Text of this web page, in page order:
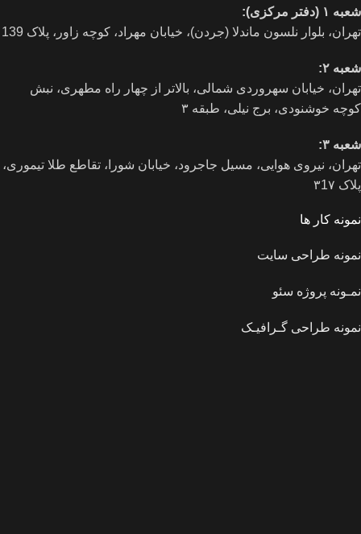
شعبه ۱ (دفتر مرکزی):
تهران، بلوار نلسون ماندلا (جردن)، خیابان مهراد، کوچه زاور، پلاک 139
شعبه ۲:
تهران، خيابان سهروردی شمالی، بالاتر از چهار راه مطهری، نبش
کوچه خوشنودی، برج نیلی، طبقه ۳
شعبه ۳:
تهران، نیروی هوایی، مسیل جاجرود، خیابان شورا، تقاطع طلا تیموری،
پلاک ۳1۷
نمونه کار ها
نمونه طراحی سایت
نمـونه پروژه سئو
نمونه طراحی گـرافیـک